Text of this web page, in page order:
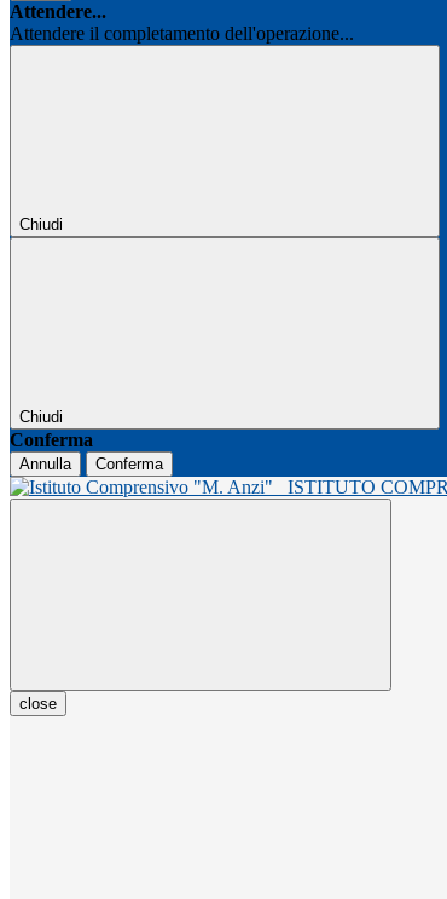
Attendere...
Attendere il completamento dell'operazione...
Chiudi
Chiudi
Conferma
Annulla Conferma
ISTITUTO
close